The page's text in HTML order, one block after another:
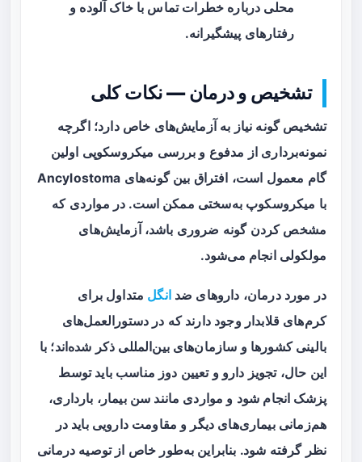
محلی درباره خطرات تماس با خاک آلوده و
رفتارهای پیشگیرانه.
تشخیص و درمان — نکات کلی
تشخیص گونه نیاز به آزمایش‌های خاص دارد؛ اگرچه
نمونه‌برداری از مدفوع و بررسی میکروسکوپی اولین
گام معمول است، افتراق بین گونه‌های Ancylostoma
با میکروسکوپ به‌سختی ممکن است. در مواردی که
مشخص کردن گونه ضروری باشد، آزمایش‌های
مولکولی انجام می‌شود.
در مورد درمان، داروهای ضدانگل متداول برای
کرم‌های قلابدار وجود دارند که در دستورالعمل‌های
بالینی کشورها و سازمان‌های بین‌المللی ذکر شده‌اند؛ با
این حال، تجویز دارو و تعیین دوز مناسب باید توسط
پزشک انجام شود و مواردی مانند سن بیمار، بارداری،
هم‌زمانی بیماری‌های دیگر و مقاومت دارویی باید در
نظر گرفته شود. بنابراین به‌طور خاص از توصیه درمانی